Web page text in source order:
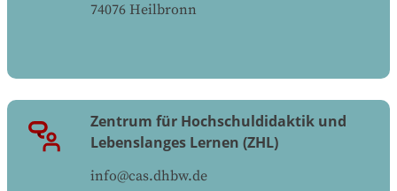
74076 Heilbronn
Zentrum für Hochschuldidaktik und
Lebenslanges Lernen (ZHL)
info@cas.dhbw.de